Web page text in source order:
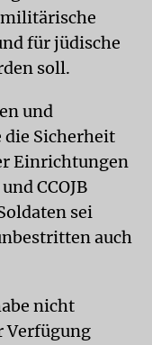
militärische
für jüdische
soll.
und
die Sicherheit
Einrichtungen
CCOJB
sei
auch
nicht
Verfügung